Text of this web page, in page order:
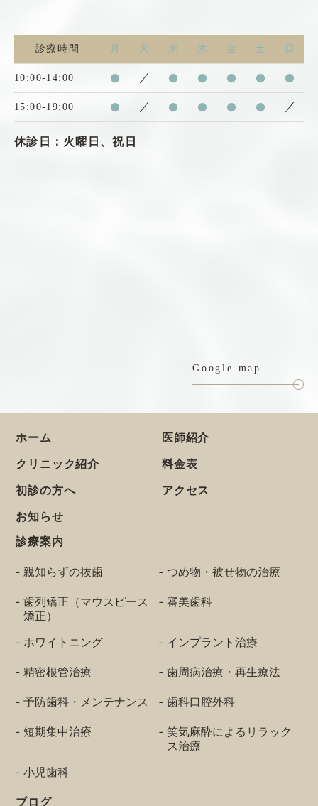
診療時間 月 火 水 木 金 土 日
10:00-14:00 ● ／ ● ● ● ● ●
15:00-19:00 ● ／ ● ● ● ● ／
休診日：火曜日、祝日
Google map
ホーム 医師紹介
クリニック紹介 料金表
初診の方へ アクセス
お知らせ
診療案内
親知らずの抜歯 つめ物・被せ物の治療
歯列矯正（マウスピース
矯正）
審美歯科
ホワイトニング インプラント治療
精密根管治療 歯周病治療・再生療法
予防歯科・メンテナンス 歯科口腔外科
短期集中治療
笑気麻酔によるリラック
ス治療
小児歯科
ブログ